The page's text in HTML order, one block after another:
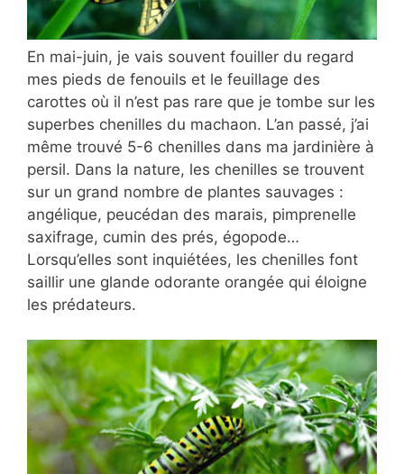
En mai-juin, je vais souvent fouiller du regard
mes pieds de fenouils et le feuillage des
carottes où il n’est pas rare que je tombe sur les
superbes chenilles du machaon. L’an passé, j’ai
même trouvé 5-6 chenilles dans ma jardinière à
persil. Dans la nature, les chenilles se trouvent
sur un grand nombre de plantes sauvages :
angélique, peucédan des marais, pimprenelle
saxifrage, cumin des prés, égopode…
Lorsqu’elles sont inquiétées, les chenilles font
saillir une glande odorante orangée qui éloigne
les prédateurs.